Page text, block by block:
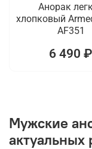
Анорак
хлопковый
AF351
6 490 ₽
Мужские
актуальных